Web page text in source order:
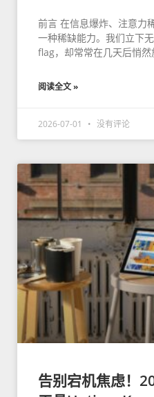
前言 在信息爆炸、注意力
一种稀缺能力。我们立下
flag，却常常在几天后悄
阅读全文 »
2026-07-01 没有评论
告别宕机焦虑！